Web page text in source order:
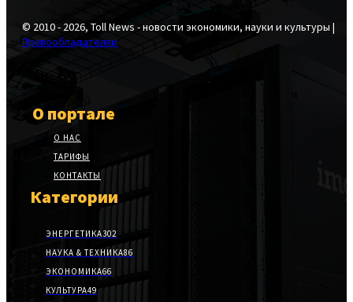
© 2010 - 2026, Toll News - новости экономики, науки и культуры |
Правообладателям
О портале
О НАС
ТАРИФЫ
КОНТАКТЫ
Категории
ЭНЕРГЕТИКА302
НАУКА & ТЕХНИКА86
ЭКОНОМИКА66
КУЛЬТУРА49